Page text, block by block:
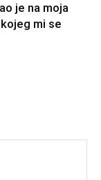
je na moja
mi se